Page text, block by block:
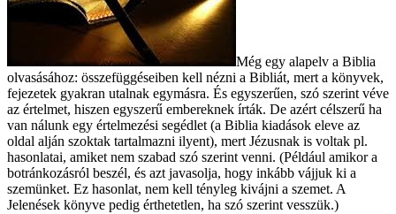
Még egy alapelv a Biblia
olvasásához: összefüggéseiben kell nézni a Bibliát, mert a könyvek,
fejezetek gyakran utalnak egymásra. És egyszerűen, szó szerint véve
az értelmet, hiszen egyszerű embereknek írták. De azért célszerű ha
van nálunk egy értelmezési segédlet (a Biblia kiadások eleve az
oldal alján szoktak tartalmazni ilyent), mert Jézusnak is voltak pl.
hasonlatai, amiket nem szabad szó szerint venni. (Például amikor a
botránkozásról beszél, és azt javasolja, hogy inkább vájjuk ki a
szemünket. Ez hasonlat, nem kell tényleg kivájni a szemet. A
Jelenések könyve pedig érthetetlen, ha szó szerint vesszük.)